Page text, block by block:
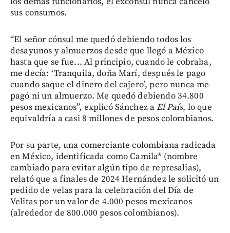
sus consumos.
“El señor cónsul me quedó debiendo todos los
desayunos y almuerzos desde que llegó a México
hasta que se fue... Al principio, cuando le cobraba,
me decía: ‘Tranquila, doña Marí, después le pago
cuando saque el dinero del cajero’, pero nunca me
pagó ni un almuerzo. Me quedó debiendo 34.800
pesos mexicanos”, explicó Sánchez aEl País, lo que
equivaldría a casi 8 millones de pesos colombianos.
Por su parte, una comerciante colombiana radicada
en México, identificada como Camila* (nombre
cambiado para evitar algún tipo de represalias),
relató que a finales de 2024 Hernández le solicitó un
pedido de velas para la celebración del Día de
Velitas por un valor de 4.000 pesos mexicanos
(alrededor de 800.000 pesos colombianos).